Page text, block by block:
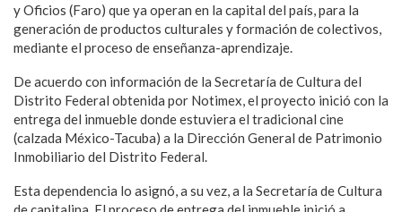
y Oficios (Faro) que ya operan en la capital del país, para la
generación de productos culturales y formación de colectivos,
mediante el proceso de enseñanza-aprendizaje.
De acuerdo con información de la Secretaría de Cultura del
Distrito Federal obtenida por Notimex, el proyecto inició con la
entrega del inmueble donde estuviera el tradicional cine
(calzada México-Tacuba) a la Dirección General de Patrimonio
Inmobiliario del Distrito Federal.
Esta dependencia lo asignó, a su vez, a la Secretaría de Cultura